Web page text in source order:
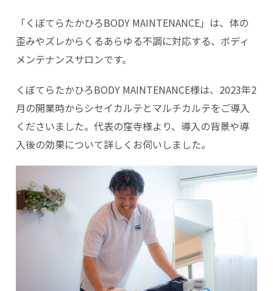
「くぼてらたかひろBODY MAINTENANCE」は、体の
歪みやズレからくるあらゆる不調に対応する、ボディ
メンテナンスサロンです。
くぼてらたかひろBODY MAINTENANCE様は、2023年2
月の開業時からシセイカルテとマルチカルテをご導入
くださいました。代表の窪寺様より、導入の背景や導
入後の効果について詳しくお伺いしました。